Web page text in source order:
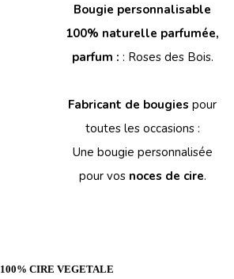
Bougie personnalisable
100% naturelle parfumée,
parfum : : Roses des Bois.
Fabricant de bougies pour
toutes les occasions :
Une bougie personnalisée
pour vos noces de cire.
100% CIRE VEGETALE